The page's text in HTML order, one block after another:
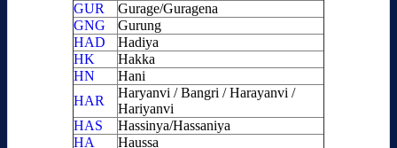
GUR
Gurage/Guragena
GNG
Gurung
HAD
Hadiya
HK
Hakka
HN
Hani
HAR
Haryanvi / Bangri / Harayanvi /
Hariyanvi
HAS
Hassinya/Hassaniya
HA
Haussa